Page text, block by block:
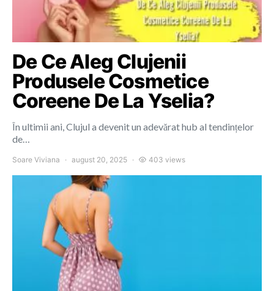
De Ce Aleg Clujenii
Produsele Cosmetice
Coreene De La Yselia?
În ultimii ani, Clujul a devenit un adevărat hub al tendințelor
de…
Soare Viviana august 20, 2025 403 views